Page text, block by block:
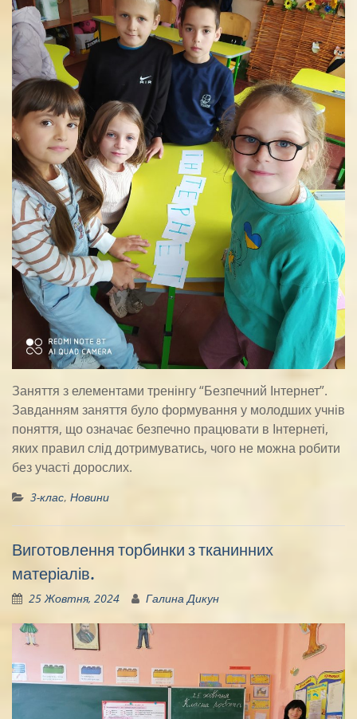
Заняття з елементами тренінгу “Безпечний Інтернет”.
Завданням заняття було формування у молодших учнів
поняття, що означає безпечно працювати в Інтернеті,
яких правил слід дотримуватись, чого не можна робити
без участі дорослих.
3-клас, Новини
Виготовлення торбинки з тканинних
матеріалів.
25 Жовтня, 2024 Галина Дикун